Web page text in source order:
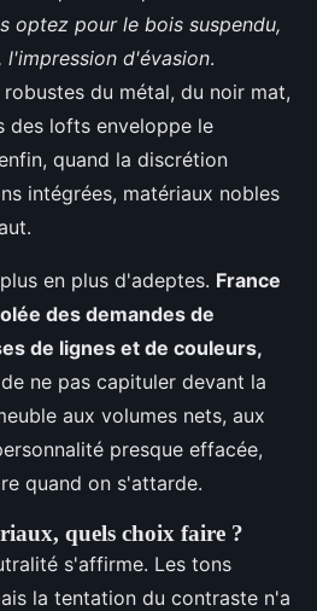
optez pour le bois suspendu,
l'impression d'évasion.
du métal, du noir mat,
des lofts enveloppe le
quand la discrétion
intégrées, matériaux nobles
en plus d'adeptes. France
des demandes de
de lignes et de couleurs,
ne pas capituler devant la
aux volumes nets, aux
presque effacée,
quand on s'attarde.
quels choix faire ?
s'affirme. Les tons
la tentation du contraste n'a